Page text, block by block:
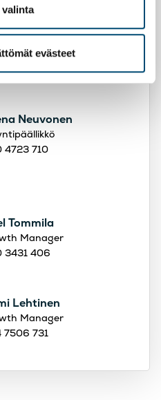
valinta
evästeet
Bruce
4310 336
Neuvonen
4723 710
Tommila
Manager
3431 406
Lehtinen
Manager
7506 731